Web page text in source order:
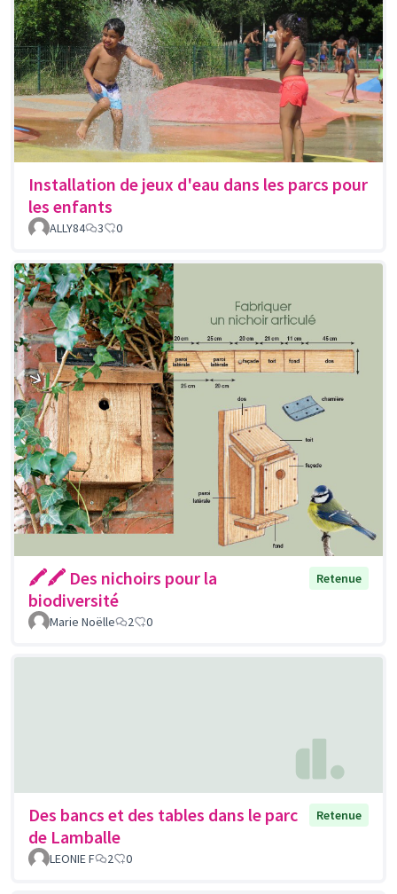
Installation de jeux d'eau dans les parcs pour
les enfants
ALLY84 3 0
🖍🖍 Des nichoirs pour la
biodiversité
Retenue
Marie Noëlle 2 0
Des bancs et des tables dans le parc
de Lamballe
Retenue
LEONIE F 2 0